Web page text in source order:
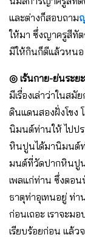
และต่างก็สอบถาม
ให้มา ซึ่งญาครูสีทัต
มีให้กินก็ดีแล้วหนอ
◎ เร้นกาย-ย่นระย
มีเรื่องเล่าว่าในสมั
ดินแดนสองฝั่งโขง
นิมนต์ท่านให้ ไปป
หินปูนได้มานิมนต์ท่
มนต์ที่วัดปากหินปู
เพลแก่ท่าน ซึ่งตอ
ธาตุท่าอุเทนอยู่ ท่า
ก่อนเถอะ เราจะม
เรียบร้อยก่อน แล้ว